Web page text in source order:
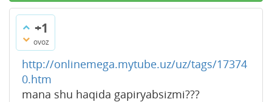
+1
ovoz
http://onlinemega.mytube.uz/uz/tags/17374
0.htm
mana shu haqida gapiryabsizmi???